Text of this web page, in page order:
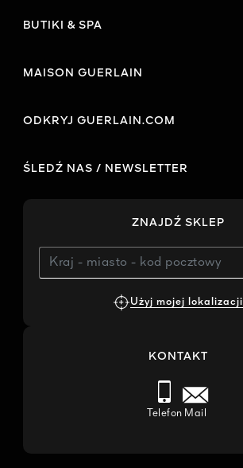
BUTIKI & SPA
MAISON GUERLAIN
ODKRYJ GUERLAIN.COM
ŚLEDŹ NAS / NEWSLETTER
ZNAJDŹ SKLEP
Użyj mojej lokalizacji
KONTAKT
Telefon Mail